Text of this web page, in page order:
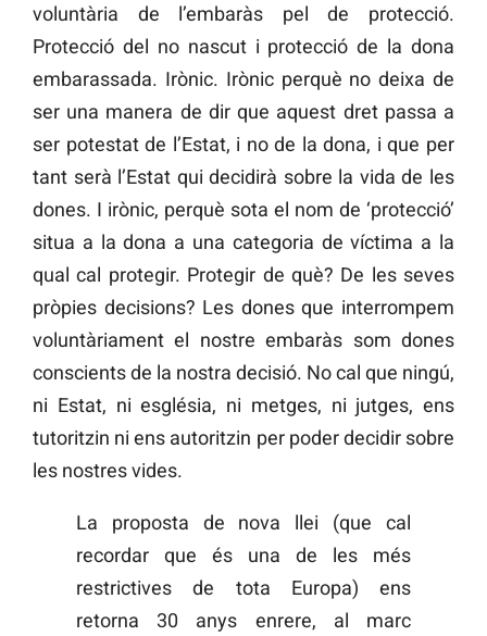
voluntària de l’embaràs pel de protecció.
Protecció del no nascut i protecció de la dona
embarassada. Irònic. Irònic perquè no deixa de
ser una manera de dir que aquest dret passa a
ser potestat de l’Estat, i no de la dona, i que per
tant serà l’Estat qui decidirà sobre la vida de les
dones. I irònic, perquè sota el nom de ‘protecció’
situa a la dona a una categoria de víctima a la
qual cal protegir. Protegir de què? De les seves
pròpies decisions? Les dones que interrompem
voluntàriament el nostre embaràs som dones
conscients de la nostra decisió. No cal que ningú,
ni Estat, ni església, ni metges, ni jutges, ens
tutoritzin ni ens autoritzin per poder decidir sobre
les nostres vides.
La proposta de nova llei (que cal
recordar que és una de les més
restrictives de tota Europa) ens
retorna 30 anys enrere, al marc